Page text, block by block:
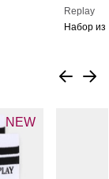
Replay
Набор из
NEW